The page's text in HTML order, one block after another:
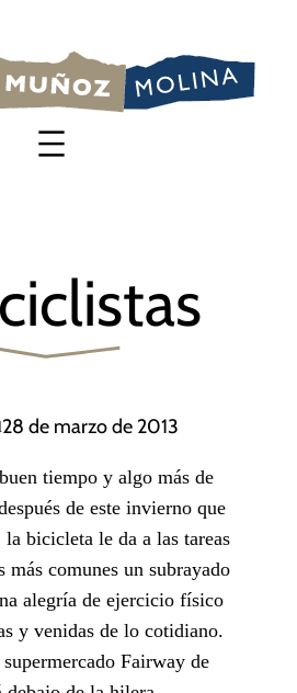
28 de marzo de 2013
tiempo y algo más de
de este invierno que
la bicicleta le da a las tareas
más comunes un subrayado
alegría de ejercicio físico
y venidas de lo cotidiano.
Fairway de